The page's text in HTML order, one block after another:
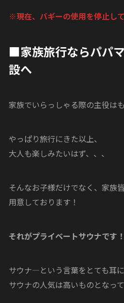
※現在、バギーの使用を停止し
■家族旅行ならパパ
設へ
家族でいらっしゃる際の主役は
やっぱり旅行にきた以上、
大人も楽しみたいはず、、、
そんなお子様だけでなく、家族
用意しております！
それがプライベートサウナです！
サウナ―という言葉をとても耳に
サウナの人気は高いものとなっ